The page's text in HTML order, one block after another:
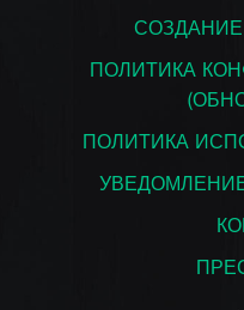
ПОЛИТИКА
ПОЛИТИКА